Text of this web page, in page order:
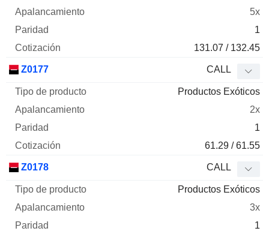
5x
1
131.07 / 132.45
Z0177 CALL
Productos Exóticos
2x
1
61.29 / 61.55
Z0178 CALL
Productos Exóticos
3x
1